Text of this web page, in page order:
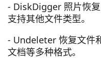
- DiskDigger 照片恢
支持其他文件类型。
- Undeleter 恢复文件
文档等多种格式。